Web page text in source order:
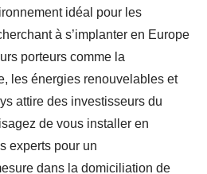
idéal pour les
à s’implanter en Europe
porteurs comme la
les énergies renouvelables et
attire des investisseurs du
de vous installer en
experts pour un
dans la domiciliation de